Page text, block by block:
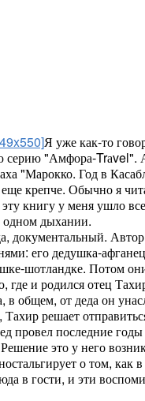
Я уже как-то
"Амфора-Trаvel".
"Марокко. Год в
крепче. Обычно я
книгу у меня ушло
одном дыхании.
документальный.
его дедушка-
шотландке. Потом
где и родился отец
в общем, от деда он
решает
провел последние
это у него
о том, как
в гости, и эти